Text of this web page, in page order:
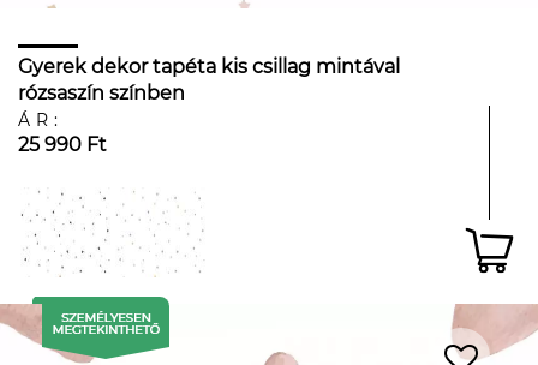
Gyerek dekor tapéta kis csillag mintával
rózsaszín színben
ÁR:
25 990 Ft